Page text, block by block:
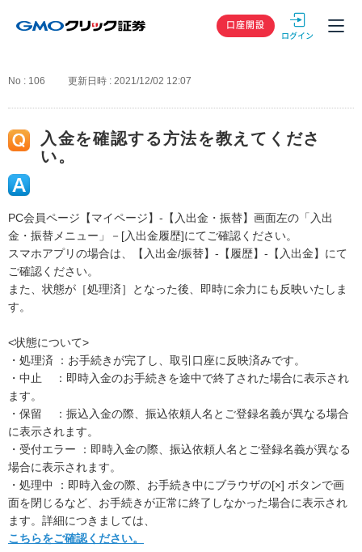
GMOクリック
口座開設
No : 106 更新日時 : 2021/12/02 12:07
入金を確認する方法を教えてくださ
い。
PC会員ページ【マイページ】-【入出金・振替】画面左の「入出
金・振替メニュー」－[入出金履歴]にてご確認ください。
スマホアプリの場合は、【入出金/振替】-【履歴】-【入出金】にて
ご確認ください。
また、状態が［処理済］となった後、即時に余力にも反映いたしま
す。
<状態について>
・処理済 ：お手続きが完了し、取引口座に反映済みです。
・中止 ：即時入金のお手続きを途中で終了された場合に表示され
ます。
・保留 ：振込入金の際、振込依頼人名とご登録名義が異なる場合
に表示されます。
・受付エラー ：即時入金の際、振込依頼人名とご登録名義が異なる
場合に表示されます。
・処理中 ：即時入金の際、お手続き中にブラウザの[×] ボタンで画
面を閉じるなど、お手続きが正常に終了しなかった場合に表示され
ます。詳細につきましては、
こちらをご確認ください。